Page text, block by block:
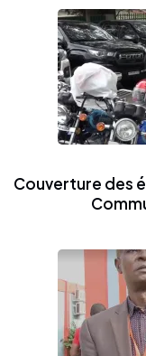
Couverture des